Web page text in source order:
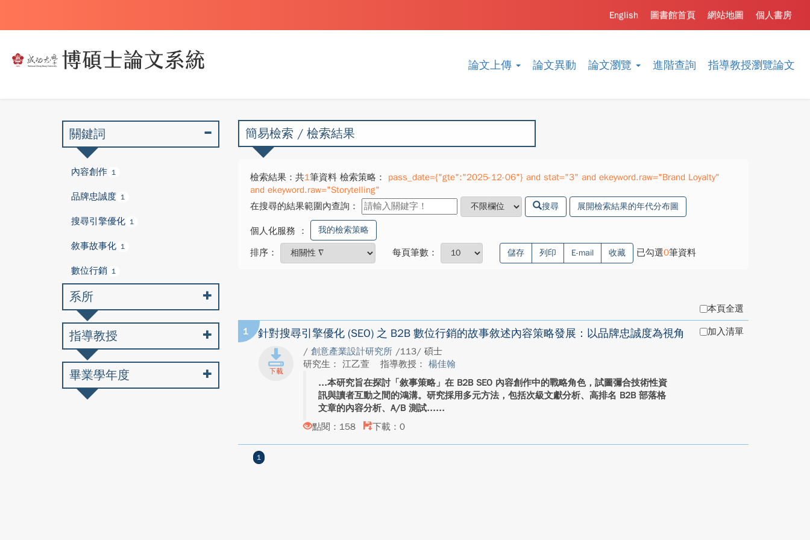
論文上傳 論文異動 論文瀏覽 進階查詢 指導教授瀏覽論文
個人書房
網站地圖
圖書館首頁
English
簡易檢索 / 檢索結果
檢索結果：共1筆資料 檢索策略：
pass_date={"gte":"2025-12-06"} and stat="3" and ekeyword.raw="Brand Loyalty"
and ekeyword.raw="Storytelling"
在搜尋的結果範圍內查詢：
搜尋 展開檢索結果的年代分布圖
個人化服務 ： 我的檢索策略
排序： 每頁筆數： 儲存 列印 E-mail 收藏 已勾選0筆資料
本頁全選
1 針對搜尋引擎優化 (SEO) 之 B2B 數位行銷的故事敘述內容策略發展：以品牌忠誠度為視角
/ 創意產業設計研究所 /113/ 碩士
研究生： 江乙萱
指導教授： 楊佳翰
本研究旨在探討「敘事策略」在 B2B SEO 內容創作中的戰略角色，試圖彌合技術性資
訊與讀者互動之間的鴻溝。研究採用多元方法，包括次級文獻分析、高排名 B2B 部落格
文章的內容分析、A/B 測試...
點閱：158
下載：0
加入清單
1
關鍵詞
內容創作 1
品牌忠誠度 1
搜尋引擎優化 1
敘事故事化 1
數位行銷 1
系所
指導教授
畢業學年度